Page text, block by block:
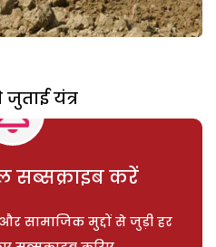
यंत्र
सब्सक्राइब करें
सामाजिक मुद्दों से जुड़ी हर